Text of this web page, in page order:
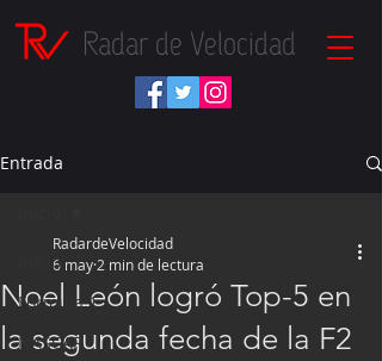
Radar de Velocidad
Entrada
Inicio
Fórmula 1
NASCAR
Noel León logró Top-5 en
la segunda fecha de la F2
RadardeVelocidad
6 may 2 min de lectura